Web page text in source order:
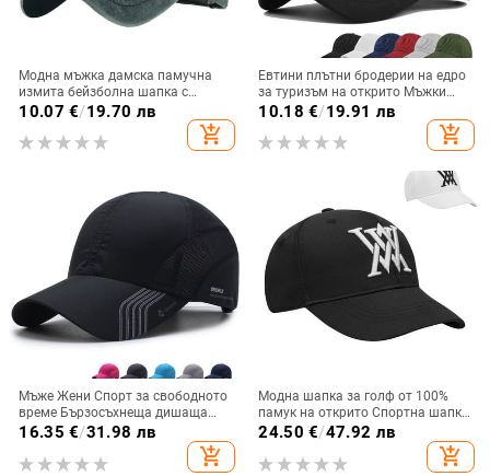
Модна мъжка дамска памучна
измита бейзболна шапка с
голяма глава, едноцветна двойка
шапка с патешки език Светлинна
дъска Слънчева шапка Шапки за
10.07 €/19.70 лв
add_shopping_cart
Евтини плътни бродерии на едро
за туризъм на открито Мъжки
момчета Мъжки бейзболни
шапки Шапка за голф Пътуване
Унисекс Женски момичета
10.18 €/19.91 лв
add_shopping_cart
Мъже Жени Спорт за свободното
време Бързосъхнеща дишаща
бейзболна шапка Мъжки нюанс
абсорбираща потта Уютна лека
16.35 €/31.98 лв
add_shopping_cart
Модна шапка за голф от 100%
памук на открито Спортна шапка
за слънце, бейзболна шапка
Спортни шапки на открито
Аксесоари за мъже, жени
24.50 €/47.92 лв
add_shopping_cart